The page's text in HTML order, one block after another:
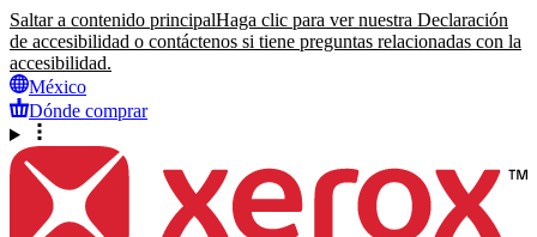
Saltar a contenido principalHaga clic para ver nuestra Declaración
de accesibilidad o contáctenos si tiene preguntas relacionadas con la
accesibilidad.
México
Dónde comprar